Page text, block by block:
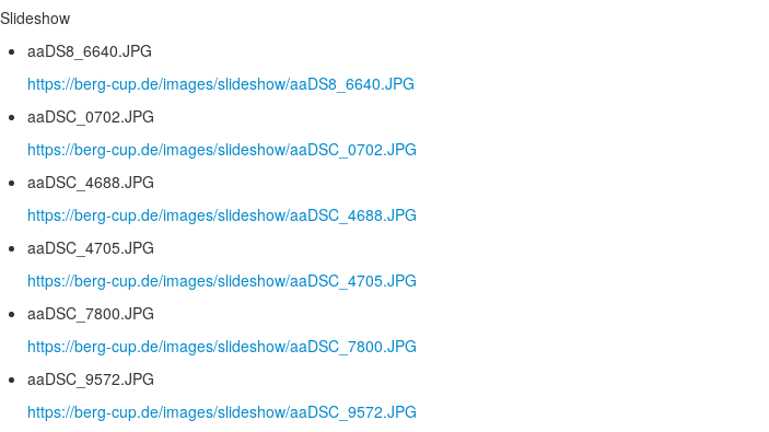
Slideshow
aaDS8_6640.JPG
https://berg-cup.de/images/slideshow/aaDS8_6640.JPG
aaDSC_0702.JPG
https://berg-cup.de/images/slideshow/aaDSC_0702.JPG
aaDSC_4688.JPG
https://berg-cup.de/images/slideshow/aaDSC_4688.JPG
aaDSC_4705.JPG
https://berg-cup.de/images/slideshow/aaDSC_4705.JPG
aaDSC_7800.JPG
https://berg-cup.de/images/slideshow/aaDSC_7800.JPG
aaDSC_9572.JPG
https://berg-cup.de/images/slideshow/aaDSC_9572.JPG